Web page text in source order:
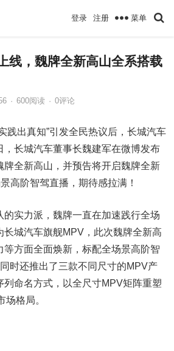
登录 注册 菜单
线，魏牌全新高山全系搭载
· 600阅读 · 0评论
践出真知”引发全民热议后，长城汽车
，长城汽车董事长魏建军在微博发布
牌全新高山，并预告将开启魏牌全新
高阶智驾直播，期待感拉满！
的实力派，魏牌一直在加速践行全场
长城汽车旗舰MPV，此次魏牌全新高
等方面全面焕新，标配全场景高阶智
时还推出了三款不同尺寸的MPV产
列命名方式，以全尺寸MPV矩阵重塑
格局。